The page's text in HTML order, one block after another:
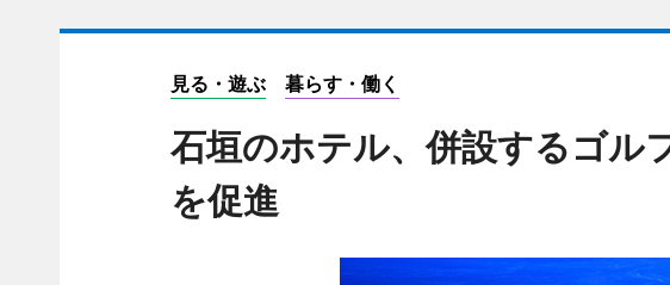
見る・遊ぶ 暮らす・働く
石垣のホテル、併設するゴル
を促進